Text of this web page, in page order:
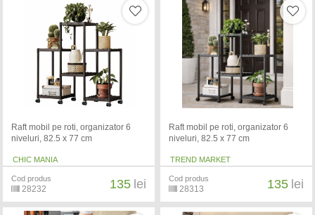
Raft mobil pe roti, organizator 6
niveluri, 82.5 x 77 cm
CHIC MANIA
Cod produs
28232 135 lei
Raft mobil pe roti, organizator 6
niveluri, 82.5 x 77 cm
TREND MARKET
Cod produs
28313 135 lei